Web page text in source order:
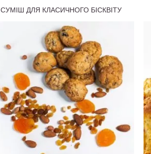
СУМІШ ДЛЯ КЛАСИЧНОГО БІСКВІТУ